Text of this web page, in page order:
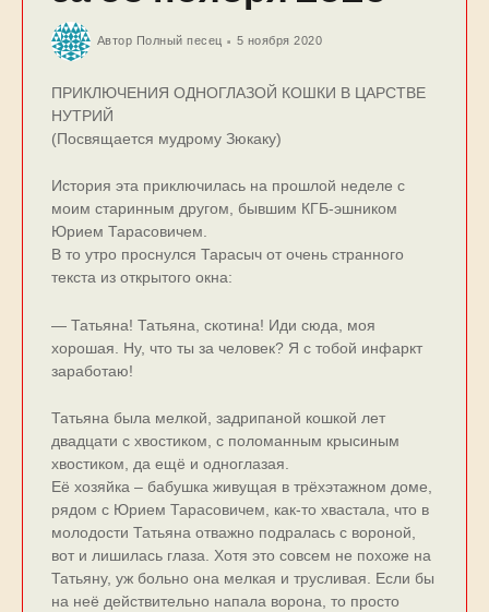
Автор Полный песец 5 ноября 2020
ПРИКЛЮЧЕНИЯ ОДНОГЛАЗОЙ КОШКИ В ЦАРСТВЕ
НУТРИЙ
(Посвящается мудрому Зюкаку)
История эта приключилась на прошлой неделе с
моим старинным другом, бывшим КГБ-эшником
Юрием Тарасовичем.
В то утро проснулся Тарасыч от очень странного
текста из открытого окна:
— Татьяна! Татьяна, скотина! Иди сюда, моя
хорошая. Ну, что ты за человек? Я с тобой инфаркт
заработаю!
Татьяна была мелкой, задрипаной кошкой лет
двадцати с хвостиком, с поломанным крысиным
хвостиком, да ещё и одноглазая.
Её хозяйка – бабушка живущая в трёхэтажном доме,
рядом с Юрием Тарасовичем, как-то хвастала, что в
молодости Татьяна отважно подралась с вороной,
вот и лишилась глаза. Хотя это совсем не похоже на
Татьяну, уж больно она мелкая и трусливая. Если бы
на неё действительно напала ворона, то просто